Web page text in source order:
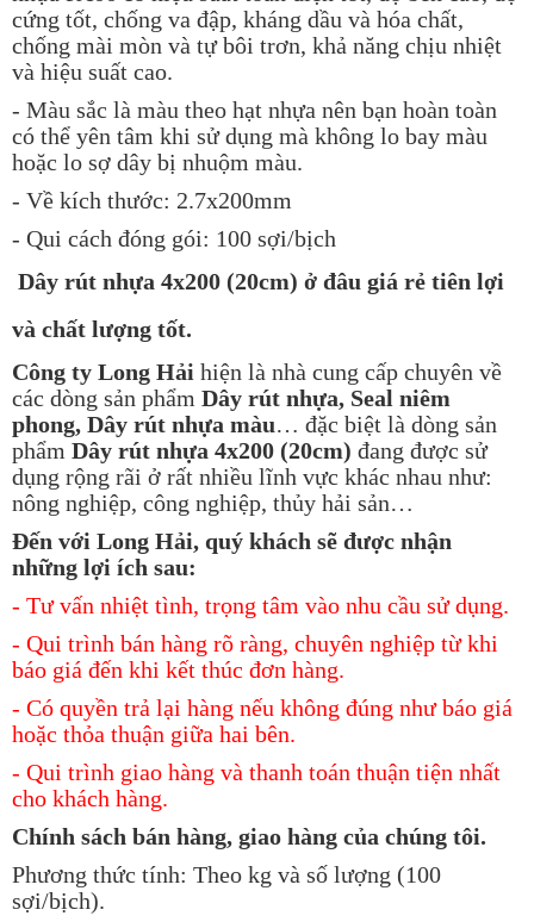
cứng tốt, chống va đập, kháng dầu và hóa chất,
chống mài mòn và tự bôi trơn, khả năng chịu nhiệt
và hiệu suất cao.
- Màu sắc là màu theo hạt nhựa nên bạn hoàn toàn
có thể yên tâm khi sử dụng mà không lo bay màu
hoặc lo sợ dây bị nhuộm màu.
- Về kích thước: 2.7x200mm
- Qui cách đóng gói: 100 sợi/bịch
Dây rút nhựa 4x200 (20cm) ở đâu giá rẻ tiên lợi
và chất lượng tốt.
Công ty Long Hải hiện là nhà cung cấp chuyên về
các dòng sản phẩm Dây rút nhựa, Seal niêm
phong, Dây rút nhựa màu… đặc biệt là dòng sản
phẩm Dây rút nhựa 4x200 (20cm) đang được sử
dụng rộng rãi ở rất nhiều lĩnh vực khác nhau như:
nông nghiệp, công nghiệp, thủy hải sản…
Đến với Long Hải, quý khách sẽ được nhận
những lợi ích sau:
- Tư vấn nhiệt tình, trọng tâm vào nhu cầu sử dụng.
- Qui trình bán hàng rõ ràng, chuyên nghiệp từ khi
báo giá đến khi kết thúc đơn hàng.
- Có quyền trả lại hàng nếu không đúng như báo giá
hoặc thỏa thuận giữa hai bên.
- Qui trình giao hàng và thanh toán thuận tiện nhất
cho khách hàng.
Chính sách bán hàng, giao hàng của chúng tôi.
Phương thức tính: Theo kg và số lượng (100
sợi/bịch).